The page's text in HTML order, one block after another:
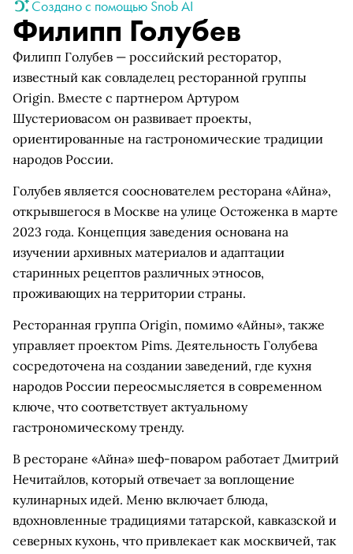
Создано с помощью Snob AI
Филипп Голубев
Филипп Голубев — российский ресторатор,
известный как совладелец ресторанной группы
Origin. Вместе с партнером Артуром
Шустериовасом он развивает проекты,
ориентированные на гастрономические традиции
народов России.
Голубев является сооснователем ресторана «Айна»,
открывшегося в Москве на улице Остоженка в марте
2023 года. Концепция заведения основана на
изучении архивных материалов и адаптации
старинных рецептов различных этносов,
проживающих на территории страны.
Ресторанная группа Origin, помимо «Айны», также
управляет проектом Pims. Деятельность Голубева
сосредоточена на создании заведений, где кухня
народов России переосмысляется в современном
ключе, что соответствует актуальному
гастрономическому тренду.
В ресторане «Айна» шеф-поваром работает Дмитрий
Нечитайлов, который отвечает за воплощение
кулинарных идей. Меню включает блюда,
вдохновленные традициями татарской, кавказской и
северных кухонь, что привлекает как москвичей, так